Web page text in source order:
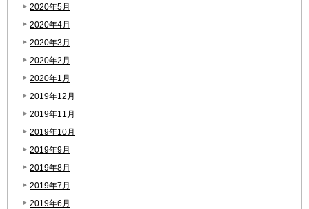
2020年5月
2020年4月
2020年3月
2020年2月
2020年1月
2019年12月
2019年11月
2019年10月
2019年9月
2019年8月
2019年7月
2019年6月